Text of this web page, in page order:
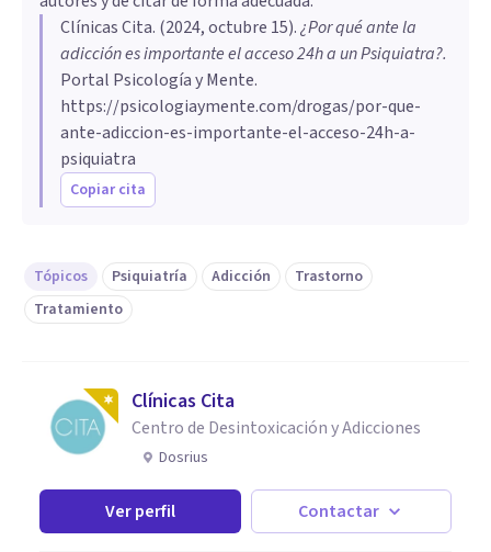
Clínicas Cita. (2024, octubre 15).¿Por qué ante la
adicción es importante el acceso 24h a un Psiquiatra?.
Portal Psicología y Mente.
https://psicologiaymente.com/drogas/por-que-
ante-adiccion-es-importante-el-acceso-24h-a-
psiquiatra
Copiar cita
Tópicos Psiquiatría Adicción
Trastorno
Tratamiento
Clínicas Cita
Centro de Desintoxicación y Adicciones
Dosrius
Ver perfil Contactar